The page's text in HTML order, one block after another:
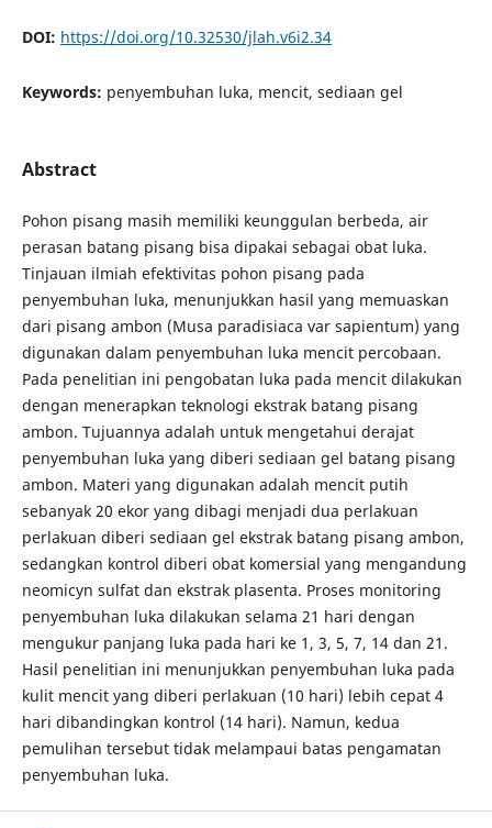
DOI: https://doi.org/10.32530/jlah.v6i2.34
Keywords: penyembuhan luka, mencit, sediaan gel
Abstract
Pohon pisang masih memiliki keunggulan berbeda, air
perasan batang pisang bisa dipakai sebagai obat luka.
Tinjauan ilmiah efektivitas pohon pisang pada
penyembuhan luka, menunjukkan hasil yang memuaskan
dari pisang ambon (Musa paradisiaca var sapientum) yang
digunakan dalam penyembuhan luka mencit percobaan.
Pada penelitian ini pengobatan luka pada mencit dilakukan
dengan menerapkan teknologi ekstrak batang pisang
ambon. Tujuannya adalah untuk mengetahui derajat
penyembuhan luka yang diberi sediaan gel batang pisang
ambon. Materi yang digunakan adalah mencit putih
sebanyak 20 ekor yang dibagi menjadi dua perlakuan
perlakuan diberi sediaan gel ekstrak batang pisang ambon,
sedangkan kontrol diberi obat komersial yang mengandung
neomicyn sulfat dan ekstrak plasenta. Proses monitoring
penyembuhan luka dilakukan selama 21 hari dengan
mengukur panjang luka pada hari ke 1, 3, 5, 7, 14 dan 21.
Hasil penelitian ini menunjukkan penyembuhan luka pada
kulit mencit yang diberi perlakuan (10 hari) lebih cepat 4
hari dibandingkan kontrol (14 hari). Namun, kedua
pemulihan tersebut tidak melampaui batas pengamatan
penyembuhan luka.